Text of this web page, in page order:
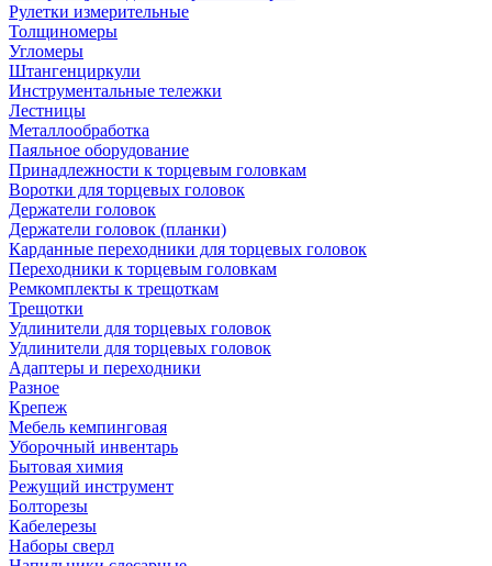
Рулетки измерительные
Толщиномеры
Угломеры
Штангенциркули
Инструментальные тележки
Лестницы
Металлообработка
Паяльное оборудование
Принадлежности к торцевым головкам
Воротки для торцевых головок
Держатели головок
Держатели головок (планки)
Карданные переходники для торцевых головок
Переходники к торцевым головкам
Ремкомплекты к трещоткам
Трещотки
Удлинители для торцевых головок
Удлинители для торцевых головок
Адаптеры и переходники
Разное
Крепеж
Мебель кемпинговая
Уборочный инвентарь
Бытовая химия
Режущий инструмент
Болторезы
Кабелерезы
Наборы сверл